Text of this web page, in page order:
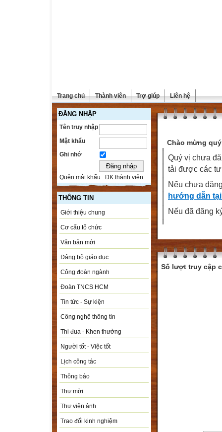
Trang chủ Thành viên Trợ giúp Liên hệ
ĐĂNG NHẬP
Tên truy nhập
Mật khẩu
Ghi nhớ
Quên mật khẩu ĐK thành viên
THÔNG TIN
Giới thiệu chung
Cơ cấu tổ chức
Văn bản mới
Đảng bộ giáo dục
Công đoàn ngành
Đoàn TNCS HCM
Tin tức - Sự kiện
Công nghệ thông tin
Thi đua - Khen thưởng
Người tốt - Việc tốt
Lịch công tác
Thông báo
Thư mời
Thư viện ảnh
Trao đổi kinh nghiệm
Chào mừng
Quý vị chưa
tải được các
Nếu chưa
hướng dẫn
Nếu đã đăng
Số lượt truy cập